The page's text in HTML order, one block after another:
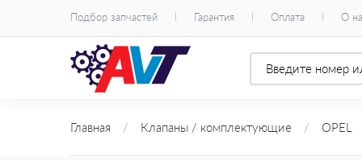
Подбор запчастей Гарантия Оплата О
Главная / Клапаны / комплектующие / OPEL